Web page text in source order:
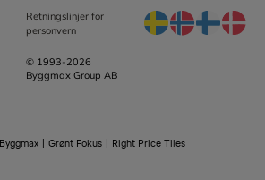
Retningslinjer for
personvern
© 1993-2026
Byggmax Group AB
Byggmax Grønt Fokus Right Price Tiles